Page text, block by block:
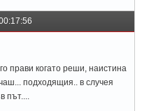
прави когато реши, наистина
подходящия.. в случея
път....